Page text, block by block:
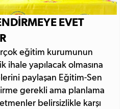
EVET
eğitim kurumunun
yapılacak olmasına
paylaşan Eğitim-Sen
gerekli ama planlama
belirsizlikle karşı